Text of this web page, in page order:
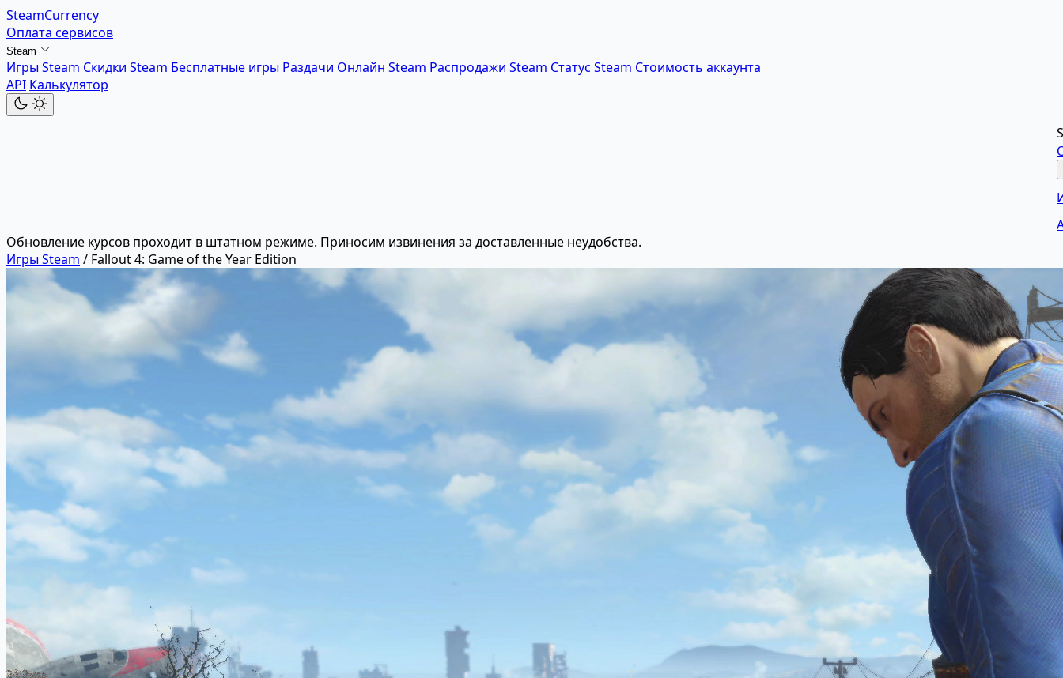
SteamCurrency
Оплата сервисов
Steam
Игры Steam Скидки Steam Бесплатные игры Раздачи Онлайн Steam Распродажи Steam Статус Steam Стоимость аккаунта
API Калькулятор
Обновление курсов проходит в штатном режиме. Приносим извинения за доставленные неудобства.
Игры Steam / Fallout 4: Game of the Year Edition